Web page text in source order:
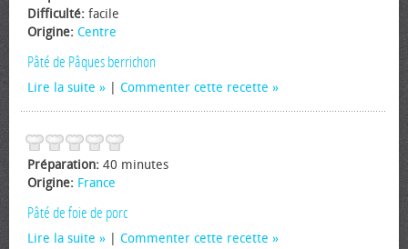
Difficulté: facile
Origine: Centre
Pâté de Pâques berrichon
Lire la suite Commenter cette recette
Préparation: 40 minutes
Origine: France
Pâté de foie de porc
Lire la suite Commenter cette recette